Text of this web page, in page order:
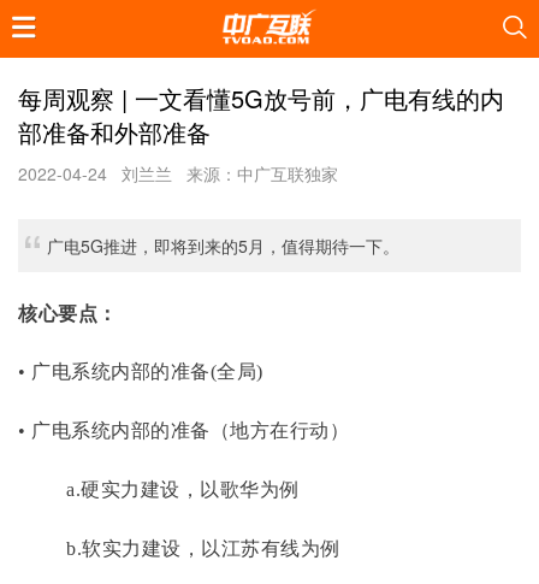
每周观察 | 一文看懂5G放号前，广电有线的内
部准备和外部准备
2022-04-24 刘兰兰 来源：中广互联独家
广电5G推进，即将到来的5月，值得期待一下。
核心要点：
• 广电系统内部的准备(全局)
• 广电系统内部的准备（地方在行动）
a.硬实力建设，以歌华为例
b.软实力建设，以江苏有线为例